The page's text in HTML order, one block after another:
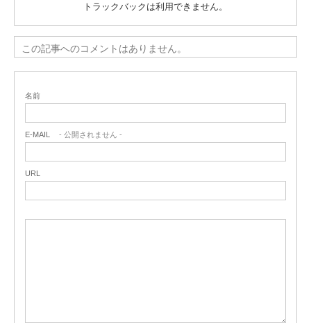
トラックバックは利用できません。
この記事へのコメントはありません。
名前
E-MAIL - 公開されません -
URL